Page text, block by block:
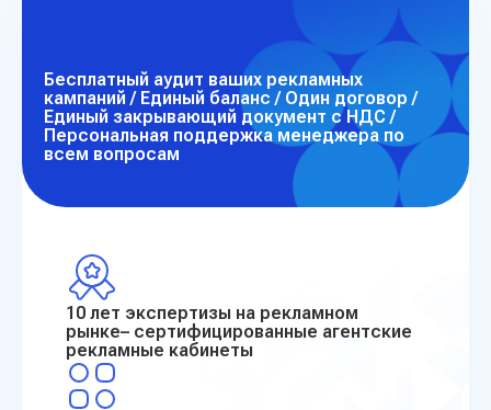
Бесплатный аудит ваших рекламных
кампаний / Единый баланс / Один договор /
Единый закрывающий документ с НДС /
Персональная поддержка менеджера по
всем вопросам
10 лет экспертизы на рекламном
рынке– сертифицированные агентские
рекламные кабинеты